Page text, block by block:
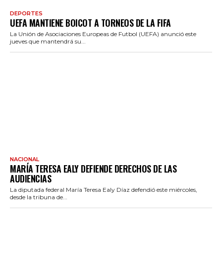
DEPORTES
UEFA MANTIENE BOICOT A TORNEOS DE LA FIFA
La Unión de Asociaciones Europeas de Futbol (UEFA) anunció este
jueves que mantendrá su...
NACIONAL
MARÍA TERESA EALY DEFIENDE DERECHOS DE LAS
AUDIENCIAS
La diputada federal María Teresa Ealy Díaz defendió este miércoles,
desde la tribuna de...